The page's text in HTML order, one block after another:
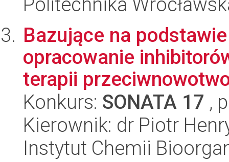
Bazujące na
opracowanie
terapii
Konkurs: SONATA 17 ,
Kierownik: dr Piotr
Instytut Chemii